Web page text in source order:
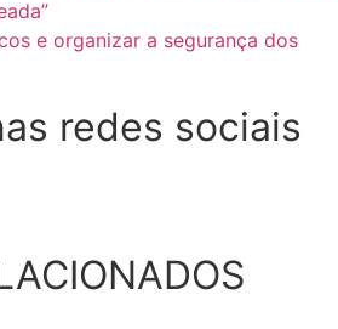
e organizar a segurança dos
redes sociais